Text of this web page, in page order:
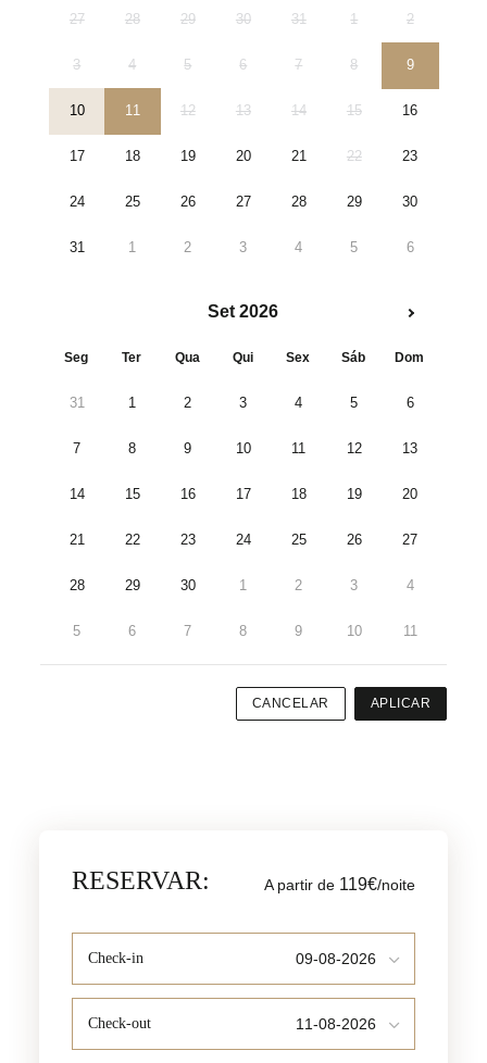
27 28 29 30 31 1 2
3 4 5 6 7 8 9
10 11 12 13 14 15 16
17 18 19 20 21 22 23
24 25 26 27 28 29 30
31 1 2 3 4 5 6
Set 2026
Seg Ter Qua Qui Sex Sáb Dom
31 1 2 3 4 5 6
7 8 9 10 11 12 13
14 15 16 17 18 19 20
21 22 23 24 25 26 27
28 29 30 1 2 3 4
5 6 7 8 9 10 11
CANCELAR APLICAR
RESERVAR: A partir de 119€/noite
Check-in
Check-out